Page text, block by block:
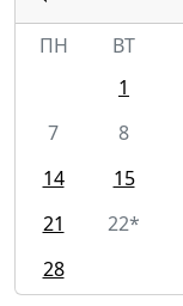
ПН
ВТ
1
7
8
14
15
21
22*
28